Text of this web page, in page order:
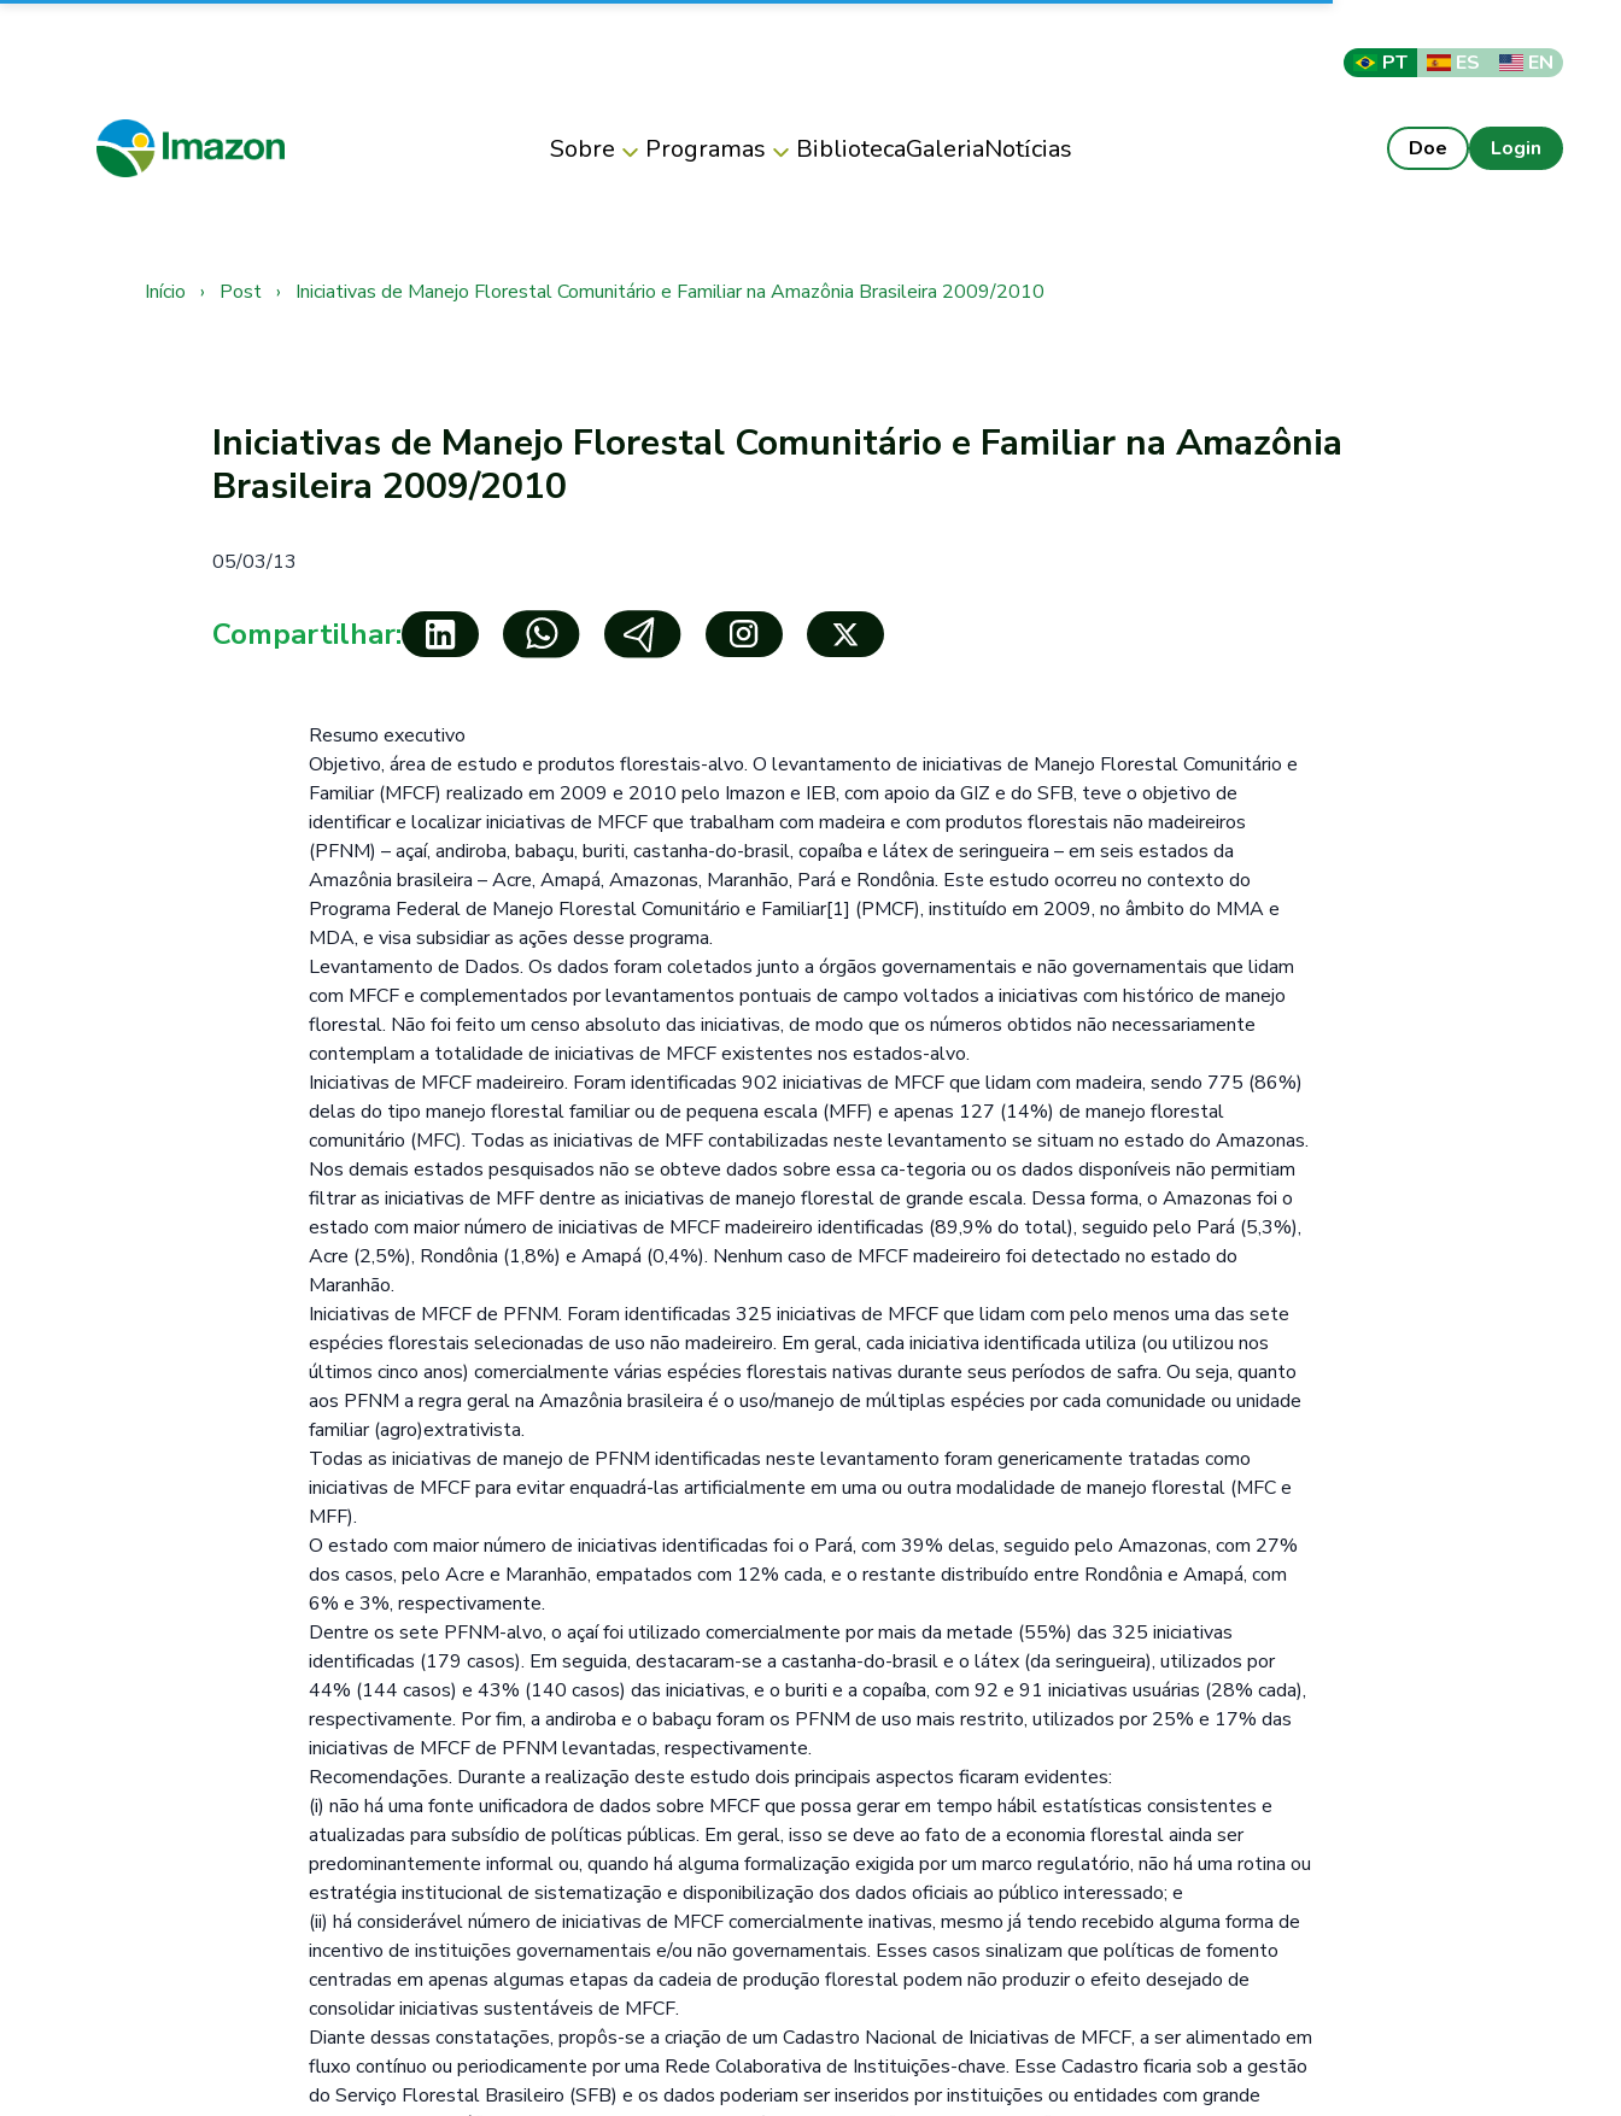
PT ES EN
Sobre Programas BibliotecaGaleriaNotícias Doe Login
Início › Post › Iniciativas de Manejo Florestal Comunitário e Familiar na Amazônia Brasileira 2009/2010
Iniciativas de Manejo Florestal Comunitário e Familiar na Amazônia
Brasileira 2009/2010
05/03/13
Compartilhar:
Resumo executivo
Objetivo, área de estudo e produtos florestais-alvo. O levantamento de iniciativas de Manejo Florestal Comunitário e
Familiar (MFCF) realizado em 2009 e 2010 pelo Imazon e IEB, com apoio da GIZ e do SFB, teve o objetivo de
identificar e localizar iniciativas de MFCF que trabalham com madeira e com produtos florestais não madeireiros
(PFNM) – açaí, andiroba, babaçu, buriti, castanha-do-brasil, copaíba e látex de seringueira – em seis estados da
Amazônia brasileira – Acre, Amapá, Amazonas, Maranhão, Pará e Rondônia. Este estudo ocorreu no contexto do
Programa Federal de Manejo Florestal Comunitário e Familiar[1] (PMCF), instituído em 2009, no âmbito do MMA e
MDA, e visa subsidiar as ações desse programa.
Levantamento de Dados. Os dados foram coletados junto a órgãos governamentais e não governamentais que lidam
com MFCF e complementados por levantamentos pontuais de campo voltados a iniciativas com histórico de manejo
florestal. Não foi feito um censo absoluto das iniciativas, de modo que os números obtidos não necessariamente
contemplam a totalidade de iniciativas de MFCF existentes nos estados-alvo.
Iniciativas de MFCF madeireiro. Foram identificadas 902 iniciativas de MFCF que lidam com madeira, sendo 775 (86%)
delas do tipo manejo florestal familiar ou de pequena escala (MFF) e apenas 127 (14%) de manejo florestal
comunitário (MFC). Todas as iniciativas de MFF contabilizadas neste levantamento se situam no estado do Amazonas.
Nos demais estados pesquisados não se obteve dados sobre essa ca-tegoria ou os dados disponíveis não permitiam
filtrar as iniciativas de MFF dentre as iniciativas de manejo florestal de grande escala. Dessa forma, o Amazonas foi o
estado com maior número de iniciativas de MFCF madeireiro identificadas (89,9% do total), seguido pelo Pará (5,3%),
Acre (2,5%), Rondônia (1,8%) e Amapá (0,4%). Nenhum caso de MFCF madeireiro foi detectado no estado do
Maranhão.
Iniciativas de MFCF de PFNM. Foram identificadas 325 iniciativas de MFCF que lidam com pelo menos uma das sete
espécies florestais selecionadas de uso não madeireiro. Em geral, cada iniciativa identificada utiliza (ou utilizou nos
últimos cinco anos) comercialmente várias espécies florestais nativas durante seus períodos de safra. Ou seja, quanto
aos PFNM a regra geral na Amazônia brasileira é o uso/manejo de múltiplas espécies por cada comunidade ou unidade
familiar (agro)extrativista.
Todas as iniciativas de manejo de PFNM identificadas neste levantamento foram genericamente tratadas como
iniciativas de MFCF para evitar enquadrá-las artificialmente em uma ou outra modalidade de manejo florestal (MFC e
MFF).
O estado com maior número de iniciativas identificadas foi o Pará, com 39% delas, seguido pelo Amazonas, com 27%
dos casos, pelo Acre e Maranhão, empatados com 12% cada, e o restante distribuído entre Rondônia e Amapá, com
6% e 3%, respectivamente.
Dentre os sete PFNM-alvo, o açaí foi utilizado comercialmente por mais da metade (55%) das 325 iniciativas
identificadas (179 casos). Em seguida, destacaram-se a castanha-do-brasil e o látex (da seringueira), utilizados por
44% (144 casos) e 43% (140 casos) das iniciativas, e o buriti e a copaíba, com 92 e 91 iniciativas usuárias (28% cada),
respectivamente. Por fim, a andiroba e o babaçu foram os PFNM de uso mais restrito, utilizados por 25% e 17% das
iniciativas de MFCF de PFNM levantadas, respectivamente.
Recomendações. Durante a realização deste estudo dois principais aspectos ficaram evidentes:
(i) não há uma fonte unificadora de dados sobre MFCF que possa gerar em tempo hábil estatísticas consistentes e
atualizadas para subsídio de políticas públicas. Em geral, isso se deve ao fato de a economia florestal ainda ser
predominantemente informal ou, quando há alguma formalização exigida por um marco regulatório, não há uma rotina ou
estratégia institucional de sistematização e disponibilização dos dados oficiais ao público interessado; e
(ii) há considerável número de iniciativas de MFCF comercialmente inativas, mesmo já tendo recebido alguma forma de
incentivo de instituições governamentais e/ou não governamentais. Esses casos sinalizam que políticas de fomento
centradas em apenas algumas etapas da cadeia de produção florestal podem não produzir o efeito desejado de
consolidar iniciativas sustentáveis de MFCF.
Diante dessas constatações, propôs-se a criação de um Cadastro Nacional de Iniciativas de MFCF, a ser alimentado em
fluxo contínuo ou periodicamente por uma Rede Colaborativa de Instituições-chave. Esse Cadastro ficaria sob a gestão
do Serviço Florestal Brasileiro (SFB) e os dados poderiam ser inseridos por instituições ou entidades com grande